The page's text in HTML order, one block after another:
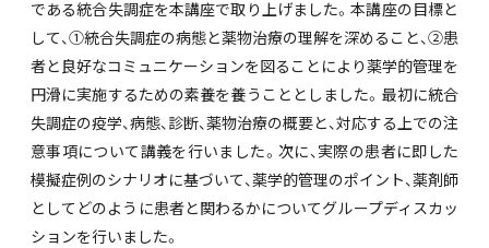
である統合失調症を本講座で取り上げました。本講座の目標と
して、①統合失調症の病態と薬物治療の理解を深めること、②患
者と良好なコミュニケーションを図ることにより薬学的管理を
円滑に実施するための素養を養うこととしました。最初に統合
失調症の疫学、病態、診断、薬物治療の概要と、対応する上での注
意事項について講義を行いました。次に、実際の患者に即した
模擬症例のシナリオに基づいて、薬学的管理のポイント、薬剤師
としてどのように患者と関わるかについてグループディスカッ
ションを行いました。